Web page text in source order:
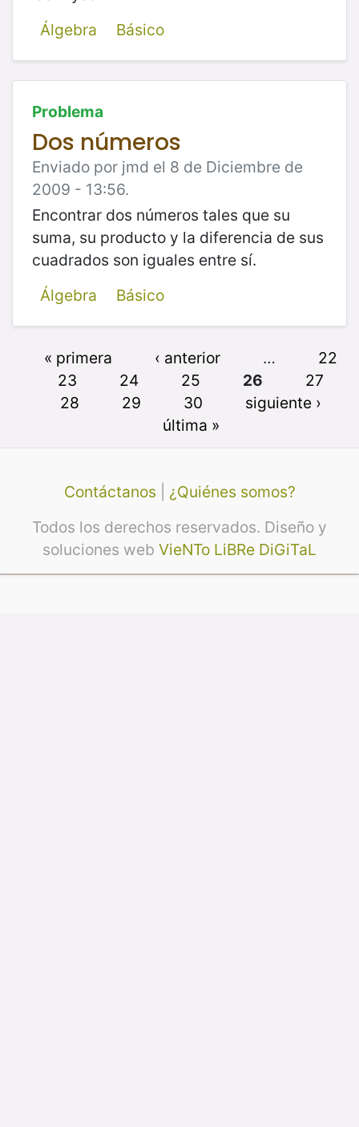
Álgebra
Básico
Problema
Dos números
Enviado por jmd el 8 de Diciembre de
2009 - 13:56.
Encontrar dos números tales que su
suma, su producto y la diferencia de sus
cuadrados son iguales entre sí.
Álgebra
Básico
« primera ‹ anterior …
22
23
24 25 26
27
28
29 30
siguiente ›
última »
Contáctanos
¿Quiénes somos?
Todos los derechos reservados. Diseño y
soluciones web VieNTo LiBRe DiGiTaL